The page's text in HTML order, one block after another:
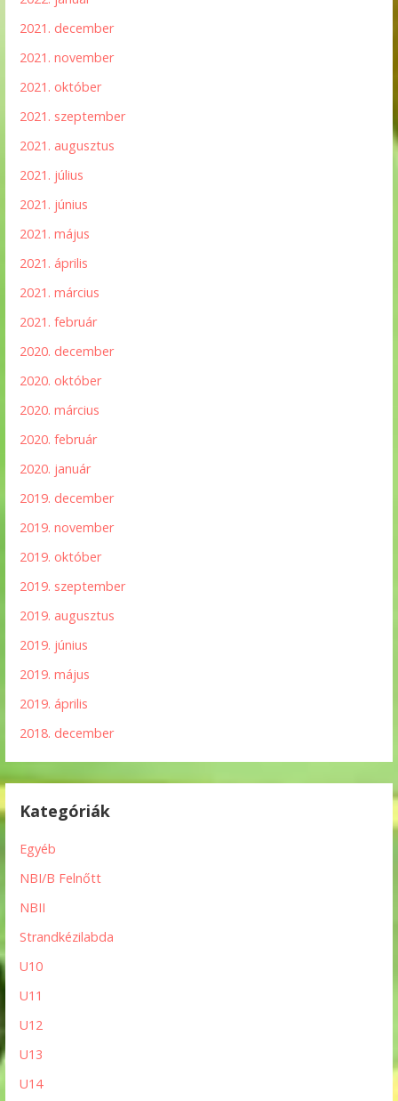
2021. december
2021. november
2021. október
2021. szeptember
2021. augusztus
2021. július
2021. június
2021. május
2021. április
2021. március
2021. február
2020. december
2020. október
2020. március
2020. február
2020. január
2019. december
2019. november
2019. október
2019. szeptember
2019. augusztus
2019. június
2019. május
2019. április
2018. december
Kategóriák
Egyéb
NBI/B Felnőtt
NBII
Strandkézilabda
U10
U11
U12
U13
U14